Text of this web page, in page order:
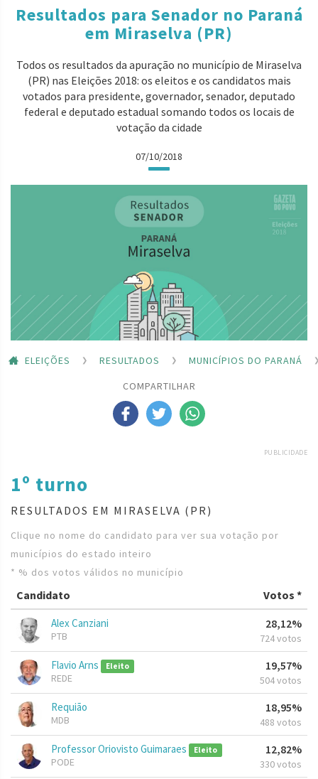
Resultados para Senador no Paraná
em Miraselva (PR)
Todos os resultados da apuração no município de Miraselva
(PR) nas Eleições 2018: os eleitos e os candidatos mais
votados para presidente, governador, senador, deputado
federal e deputado estadual somando todos os locais de
votação da cidade
07/10/2018
ELEIÇÕES RESULTADOS
MUNICÍPIOS DO PARANÁ
COMPARTILHAR
PUBLICIDADE
1º turno
RESULTADOS EM MIRASELVA (PR)
Clique no nome do candidato para ver sua votação por
municípios do estado inteiro
* % dos votos válidos no município
Candidato Votos *
Alex Canziani
PTB
28,12%
724 votos
Flavio Arns Eleito
REDE
19,57%
504 votos
Requião
MDB
18,95%
488 votos
Professor Oriovisto Guimaraes Eleito
PODE
12,82%
330 votos